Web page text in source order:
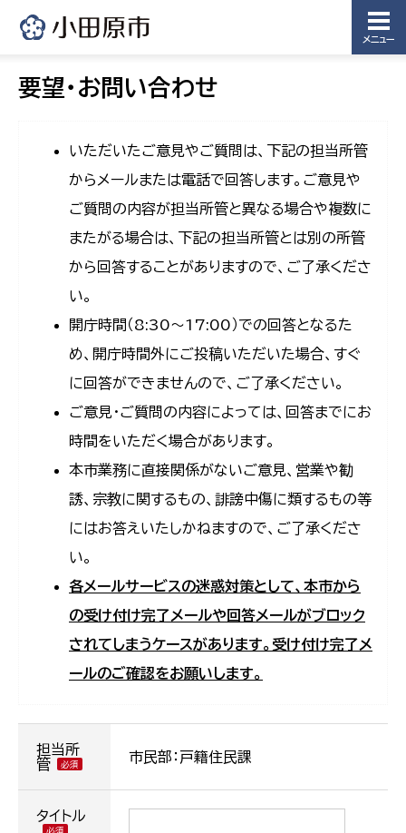
メニュー
要望・お問い合わせ
いただいたご意見やご質問は、下記の担当所管
からメールまたは電話で回答します。ご意見や
ご質問の内容が担当所管と異なる場合や複数に
またがる場合は、下記の担当所管とは別の所管
から回答することがありますので、ご了承くださ
い。
開庁時間（8:30〜17:00）での回答となるた
め、開庁時間外にご投稿いただいた場合、すぐ
に回答ができませんので、ご了承ください。
ご意見・ご質問の内容によっては、回答までにお
時間をいただく場合があります。
本市業務に直接関係がないご意見、営業や勧
誘、宗教に関するもの、誹謗中傷に類するもの等
にはお答えいたしかねますので、ご了承くださ
い。
各メールサービスの迷惑対策として、本市から
の受け付け完了メールや回答メールがブロック
されてしまうケースがあります。受け付け完了メ
ールのご確認をお願いします。
担当所
管
市民部：戸籍住民課
タイトル